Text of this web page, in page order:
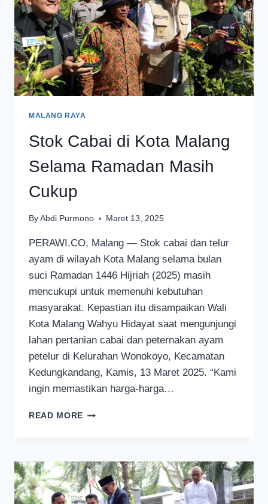
MALANG RAYA
Stok Cabai di Kota Malang
Selama Ramadan Masih
Cukup
By Abdi Purmono Maret 13, 2025
PERAWI.CO, Malang — Stok cabai dan telur
ayam di wilayah Kota Malang selama bulan
suci Ramadan 1446 Hijriah (2025) masih
mencukupi untuk memenuhi kebutuhan
masyarakat. Kepastian itu disampaikan Wali
Kota Malang Wahyu Hidayat saat mengunjungi
lahan pertanian cabai dan peternakan ayam
petelur di Kelurahan Wonokoyo, Kecamatan
Kedungkandang, Kamis, 13 Maret 2025. “Kami
ingin memastikan harga-harga…
READ MORE STOK
MALANG
SELAMA
RAMADAN
MASIH